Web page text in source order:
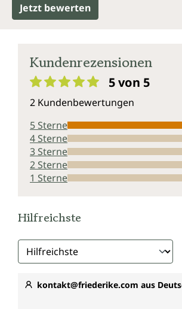
Jetzt bewerten
Kundenrezensionen
5 von 5
2 Kundenbewertungen
5 Sterne
4 Sterne
3 Sterne
2 Sterne
1 Sterne
Hilfreichste
kontakt@friederike.com aus